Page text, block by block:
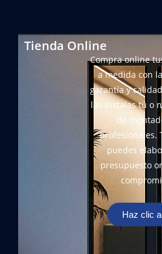
Tienda Online
Compra online
a medida con
garantía y
las instalas tú o
de
profesionales.
puedes
presupuesto
Haz clic